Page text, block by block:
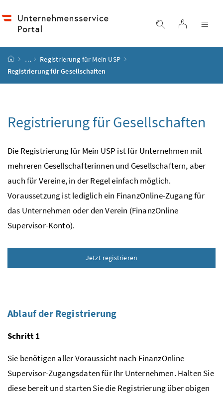
SucheLogin
Startseite
… Registrierung für Mein USP
Registrierung für Gesellschaften
Registrierung für Gesellschaften
Die Registrierung für Mein USP ist für Unternehmen mit
mehreren Gesellschafterinnen und Gesellschaftern, aber
auch für Vereine, in der Regel einfach möglich.
Voraussetzung ist lediglich ein FinanzOnline-Zugang für
das Unternehmen oder den Verein (FinanzOnline
Supervisor-Konto).
Jetzt registrieren
Ablauf der Registrierung
Schritt 1
Sie benötigen aller Voraussicht nach FinanzOnline
Supervisor-Zugangsdaten für Ihr Unternehmen. Halten Sie
diese bereit und starten Sie die Registrierung über obigen